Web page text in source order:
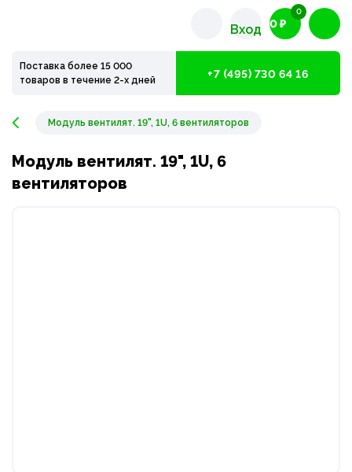
Вход 0 ₽
0
Поставка более 15 000
товаров в течение 2-х дней
+7 (495) 730 64 16
Модуль вентилят. 19", 1U, 6 вентиляторов
Модуль вентилят. 19", 1U, 6
вентиляторов